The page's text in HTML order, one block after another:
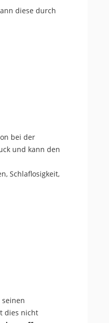
diese durch
bei der
und kann den
Schlaflosigkeit,
dies nicht